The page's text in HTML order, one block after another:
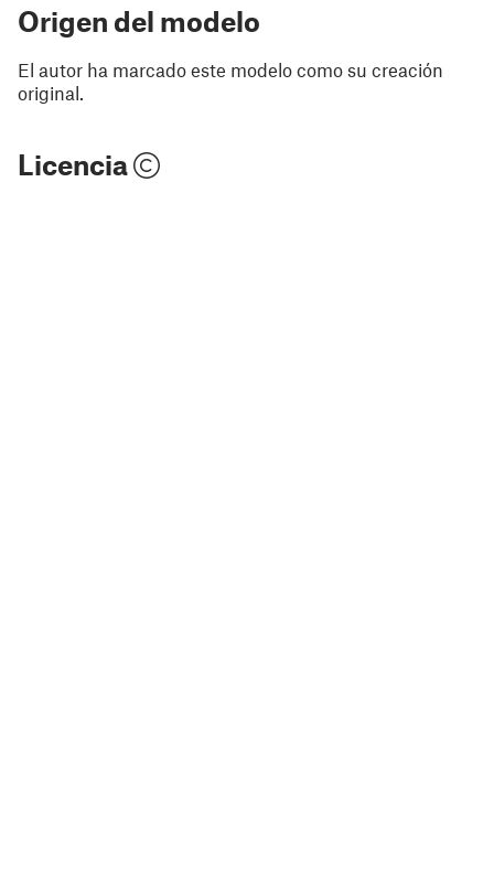
Origen del modelo
El autor ha marcado este modelo como su creación
original.
Licencia